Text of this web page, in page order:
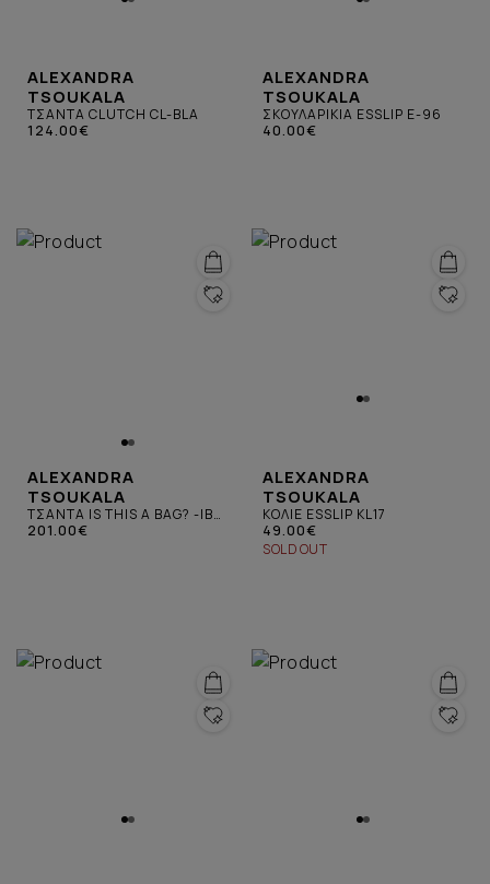
ALEXANDRA
TSOUKALA
ΤΣΑΝΤΑ CLUTCH CL-BLA
124.00€
ALEXANDRA
TSOUKALA
ΣΚΟΥΛΑΡΙΚΙΑ ESSLIP E-96
40.00€
ALEXANDRA
TSOUKALA
ΤΣΑΝΤΑ IS THIS A BAG? -IB-
ΜΑΥΡΗ
201.00€
ALEXANDRA
TSOUKALA
ΚΟΛΙΕ ESSLIP KL17
49.00€
SOLD OUT